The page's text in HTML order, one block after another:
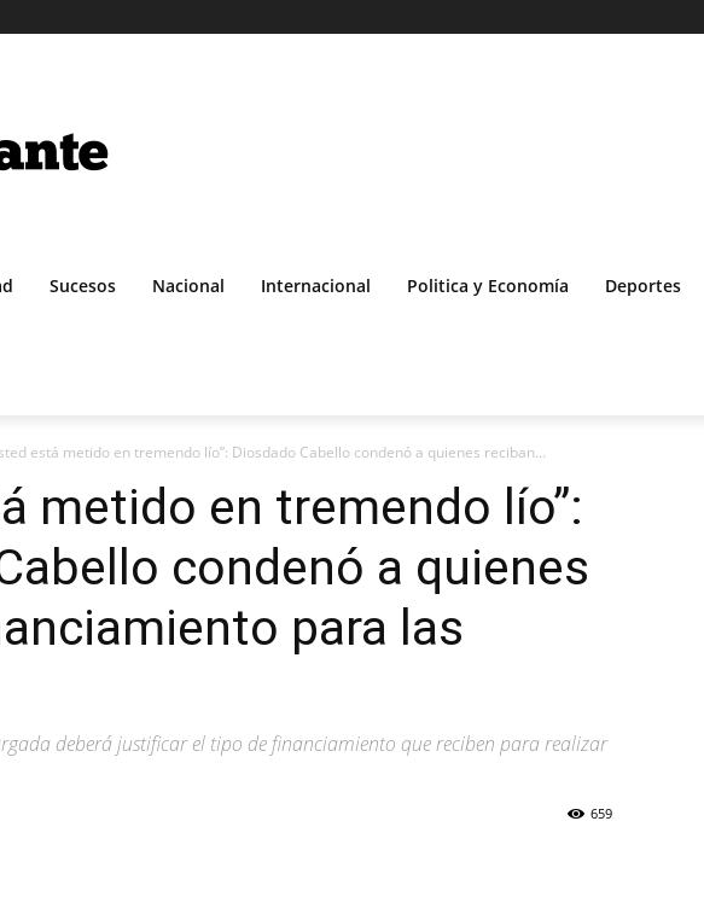
Sucesos Nacional Internacional Politica y Economía Deportes
está metido en tremendo lío”: Diosdado Cabello condenó a quienes reciban...
metido en tremendo lío”:
condenó a quienes
para las
deberá justificar el tipo de financiamiento que reciben para realizar
659